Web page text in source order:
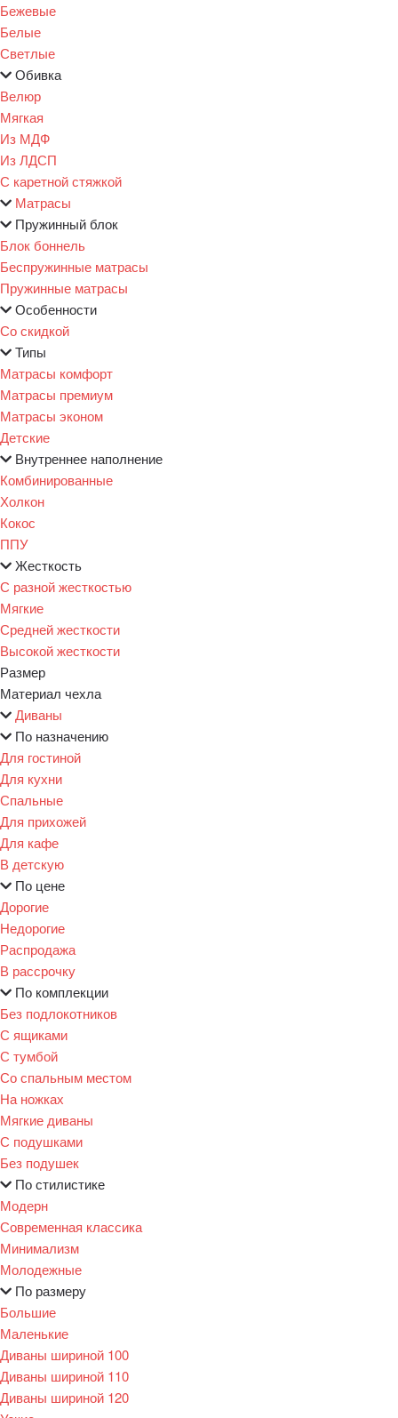
Бежевые
Белые
Светлые
Обивка
Велюр
Мягкая
Из МДФ
Из ЛДСП
С каретной стяжкой
Матрасы
Пружинный блок
Блок боннель
Беспружинные матрасы
Пружинные матрасы
Особенности
Со скидкой
Типы
Матрасы комфорт
Матрасы премиум
Матрасы эконом
Детские
Внутреннее наполнение
Комбинированные
Холкон
Кокос
ППУ
Жесткость
С разной жесткостью
Мягкие
Средней жесткости
Высокой жесткости
Размер
Материал чехла
Диваны
По назначению
Для гостиной
Для кухни
Спальные
Для прихожей
Для кафе
В детскую
По цене
Дорогие
Недорогие
Распродажа
В рассрочку
По комплекции
Без подлокотников
С ящиками
С тумбой
Со спальным местом
На ножках
Мягкие диваны
С подушками
Без подушек
По стилистике
Модерн
Современная классика
Минимализм
Молодежные
По размеру
Большие
Маленькие
Диваны шириной 100
Диваны шириной 110
Диваны шириной 120